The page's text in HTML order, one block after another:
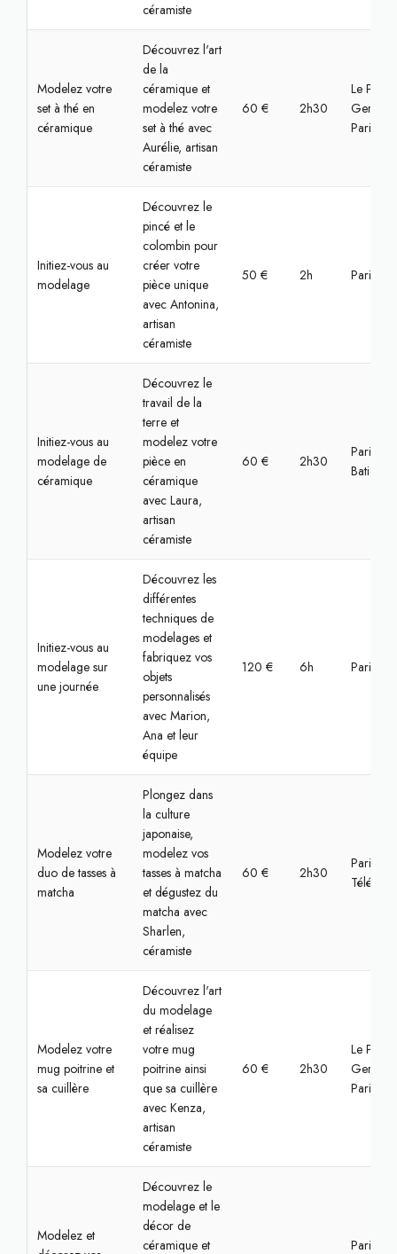
céramiste
Modelez votre
set à thé en
céramique
Découvrez l'art
de la
céramique et
modelez votre
set à thé avec
Aurélie, artisan
céramiste
60 € 2h30
Le Pré-
Gervais,
Paris
Initiez-vous au
modelage
Découvrez le
pincé et le
colombin pour
créer votre
pièce unique
avec Antonina,
artisan
céramiste
50 € 2h Paris,
Initiez-vous au
modelage de
céramique
Découvrez le
travail de la
terre et
modelez votre
pièce en
céramique
avec Laura,
artisan
céramiste
60 € 2h30
Paris,
Initiez-vous au
modelage sur
une journée
Découvrez les
différentes
techniques de
modelages et
fabriquez vos
objets
personnalisés
avec Marion,
Ana et leur
équipe
120 € 6h Paris,
Modelez votre
duo de tasses à
matcha
Plongez dans
la culture
japonaise,
modelez vos
tasses à matcha
et dégustez du
matcha avec
Sharlen,
céramiste
60 € 2h30
Paris,
Modelez votre
mug poitrine et
sa cuillère
Découvrez l'art
du modelage
et réalisez
votre mug
poitrine ainsi
que sa cuillère
avec Kenza,
artisan
céramiste
60 € 2h30
Le Pré-
Gervais,
Paris
Modelez et
Découvrez le
modelage et le
décor de
céramique et
Paris,